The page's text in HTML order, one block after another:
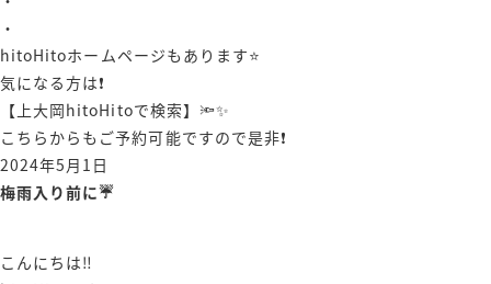
・
hitoHitoホームページもあります⭐️
気になる方は❗️
【上大岡hitoHitoで検索】🔦✨
こちらからもご予約可能ですので是非❗️
投
稿
2024年5月1日
梅雨入り前に☔️
こんにちは‼️